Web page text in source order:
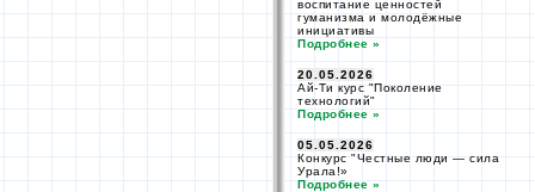
воспитание ценностей
гуманизма и молодёжные
инициативы
Подробнее »
20.05.2026
Ай-Ти курс "Поколение
технологий"
Подробнее »
05.05.2026
Конкурс "Честные люди — сила
Урала!»
Подробнее »